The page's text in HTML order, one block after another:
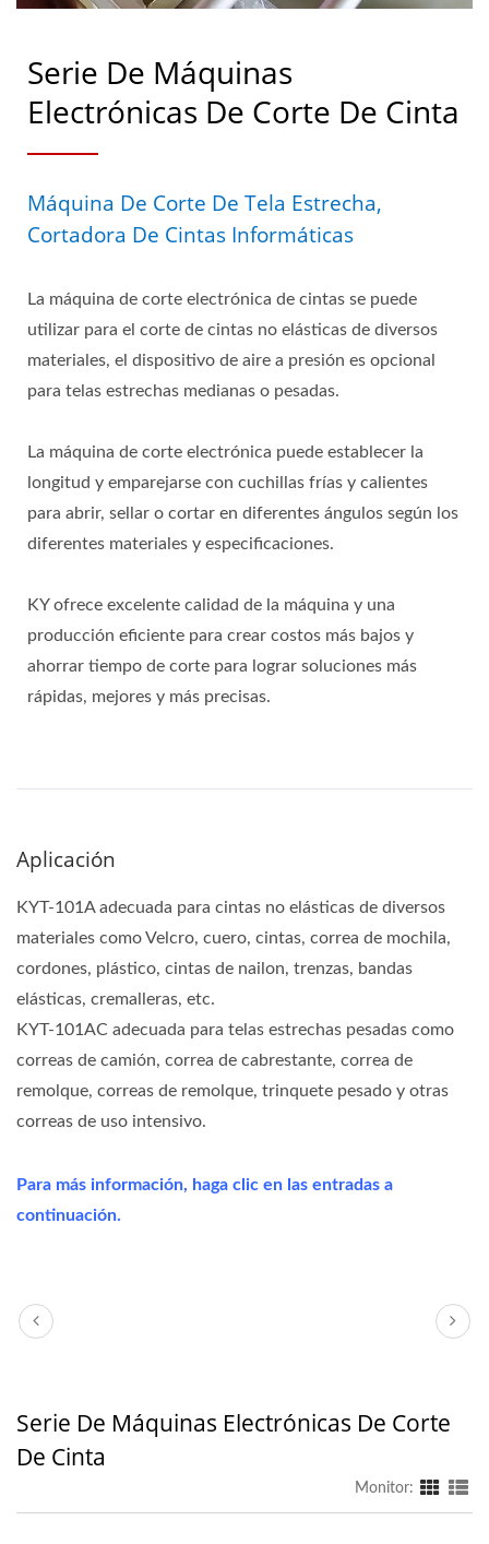
Serie De Máquinas
Electrónicas De Corte De Cinta
Máquina De Corte De Tela Estrecha,
Cortadora De Cintas Informáticas
La máquina de corte electrónica de cintas se puede
utilizar para el corte de cintas no elásticas de diversos
materiales, el dispositivo de aire a presión es opcional
para telas estrechas medianas o pesadas.
La máquina de corte electrónica puede establecer la
longitud y emparejarse con cuchillas frías y calientes
para abrir, sellar o cortar en diferentes ángulos según los
diferentes materiales y especificaciones.
KY ofrece excelente calidad de la máquina y una
producción eficiente para crear costos más bajos y
ahorrar tiempo de corte para lograr soluciones más
rápidas, mejores y más precisas.
Aplicación
KYT-101A adecuada para cintas no elásticas de diversos
materiales como Velcro, cuero, cintas, correa de mochila,
cordones, plástico, cintas de nailon, trenzas, bandas
elásticas, cremalleras, etc.
KYT-101AC adecuada para telas estrechas pesadas como
correas de camión, correa de cabrestante, correa de
remolque, correas de remolque, trinquete pesado y otras
correas de uso intensivo.
Para más información, haga clic en las entradas a
continuación.
Serie De Máquinas Electrónicas De Corte
De Cinta
Monitor: